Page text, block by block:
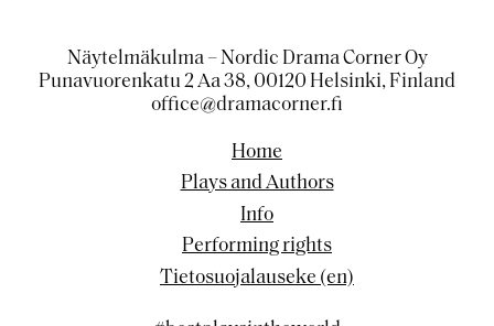
Näytelmäkulma – Nordic Drama Corner Oy
Punavuorenkatu 2 Aa 38, 00120 Helsinki, Finland
office@dramacorner.fi
Home
Plays and Authors
Info
Performing rights
Tietosuojalauseke (en)